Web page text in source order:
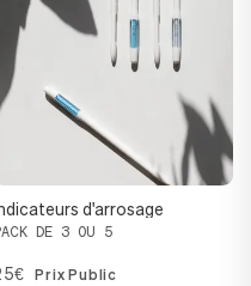
d'arrosage
DE 3 OU 5
Prix Public